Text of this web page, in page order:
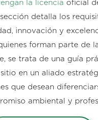
la licencia oficial
detalla los
innovación y
forman parte de
se trata de una guía
en un aliado
que desean
ambiental y